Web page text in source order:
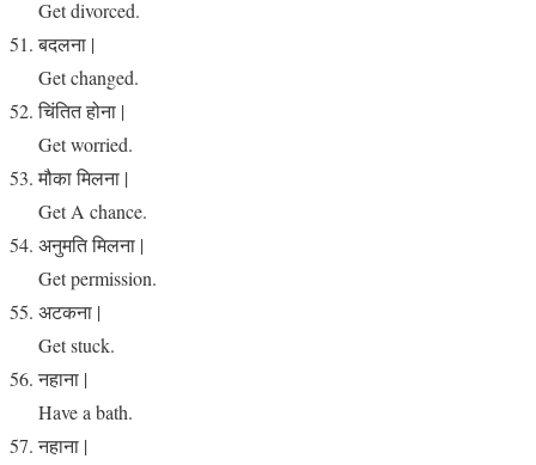
Get divorced.
बदलना |
Get changed.
चिंतित होना |
Get worried.
मौका मिलना |
Get A chance.
अनुमति मिलना |
Get permission.
अटकना |
Get stuck.
नहाना |
Have a bath.
नहाना |